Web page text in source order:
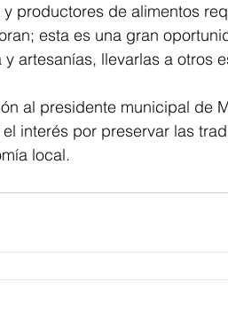
y productores de alimentos
esta es una gran
artesanías, llevarlas a otros
al presidente municipal de
interés por preservar las
local.